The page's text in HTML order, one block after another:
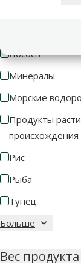
Лосось
Минералы
Морские
Продукты
происхождения
Рис
Рыба
Тунец
Больше
Вес продукта